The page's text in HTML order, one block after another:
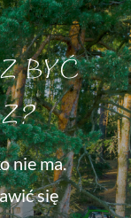
BYĆ
nie ma.
się